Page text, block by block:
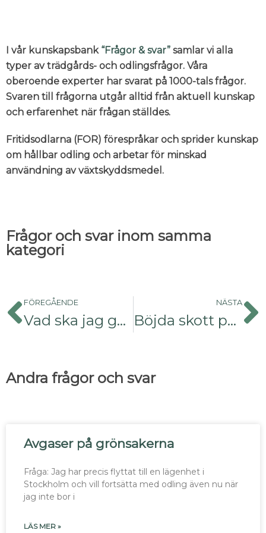
I vår kunskapsbank “Frågor & svar” samlar vi alla
typer av trädgårds- och odlingsfrågor. Våra
oberoende experter har svarat på 1000-tals frågor.
Svaren till frågorna utgår alltid från aktuell kunskap
och erfarenhet när frågan ställdes.
Fritidsodlarna (FOR) förespråkar och sprider kunskap
om hållbar odling och arbetar för minskad
användning av växtskyddsmedel.
Frågor och svar inom samma
kategori
FÖREGÅENDE
Vad ska jag göra med Cissusen?
NÄSTA
Böjda skott på vinbärsbusken
Andra frågor och svar
Avgaser på grönsakerna
Fråga: Jag har precis flyttat till en lägenhet i
Stockholm och vill fortsätta med odling även nu när
jag inte bor i
LÄS MER »